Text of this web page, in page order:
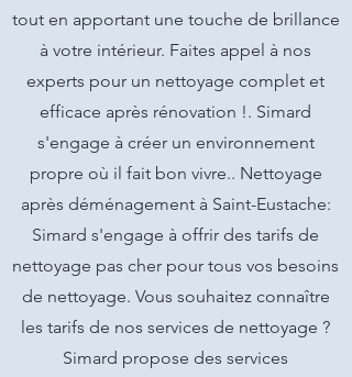
tout en apportant une touche de brillance
à votre intérieur. Faites appel à nos
experts pour un nettoyage complet et
efficace après rénovation !. Simard
s'engage à créer un environnement
propre où il fait bon vivre.. Nettoyage
après déménagement à Saint-Eustache:
Simard s'engage à offrir des tarifs de
nettoyage pas cher pour tous vos besoins
de nettoyage. Vous souhaitez connaître
les tarifs de nos services de nettoyage ?
Simard propose des services